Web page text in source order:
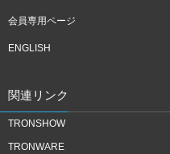
会員専用ページ
ENGLISH
関連リンク
TRONSHOW
TRONWARE